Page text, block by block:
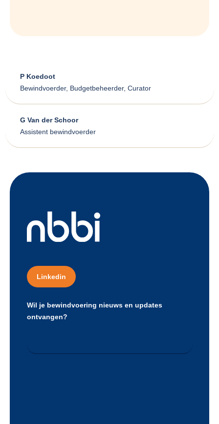
P Koedoot
Bewindvoerder, Budgetbeheerder, Curator
G Van der Schoor
Assistent bewindvoerder
Linkedin
Wil je bewindvoering nieuws en updates
ontvangen?